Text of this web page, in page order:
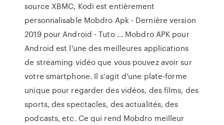
source XBMC, Kodi est entièrement
personnalisable Mobdro Apk - Dernière version
2019 pour Android - Tuto ... Mobdro APK pour
Android est l’une des meilleures applications
de streaming vidéo que vous pouvez avoir sur
votre smartphone. Il s’agit d’une plate-forme
unique pour regarder des vidéos, des films, des
sports, des spectacles, des actualités, des
podcasts, etc. Ce qui rend Mobdro meilleur